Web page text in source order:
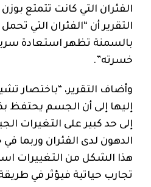
الفئران التي كانت تتمتع
التقرير أن “الفئران التي
بالسمنة تظهر استعادة
خسرته”.
وأضاف التقرير، “باختصار
إليها إلى أن الجسم يحتفظ
إلى حد كبير على التغيرات
الدهون لدى الفئران وربما
هذا الشكل من التغييرات
تجارب حياتية فيؤثر في